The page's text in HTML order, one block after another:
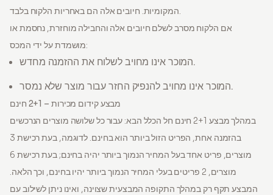
המקומיות. חיובים אלה הם באחריות הלקוח בלבד.
אם הלקוח מסרב לשלם חיובים אלה והחבילה מוחזרת, נחסמת או
מושמדת על ידי המכס:
המוכר אינו מחויב לשלוח את ההזמנה מחדש.
המוכר אינו מחויב להנפיק החזר עבור מוצר שלא נמסר.
מבצע קידום מכירות – 2+1 חינם
במהלך מבצע 2+1 חינם חל הכלל הבא: עבור כל שלושה מוצרים הנרכשים
בהזמנה אחת, הפריט הזול ביותר הוא בחינם. לדוגמה, בעת רכישת 3
מוצרים, פריט אחד בעל המחיר הנמוך ביותר יהיה בחינם; בעת רכישת 6
מוצרים, 2 פריטים בעלי המחיר הנמוך ביותר יהיו בחינם, וכך הלאה.
המבצע תקף רק במהלך התקופה המבצעית שצוינה, ואינו ניתן לשילוב עם